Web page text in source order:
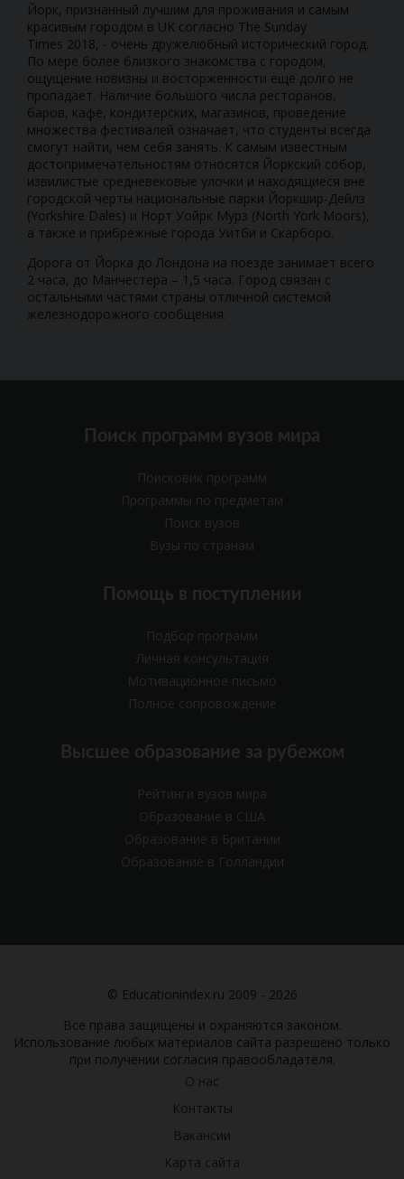
Йорк, признанный лучшим для проживания и самым
красивым городом в UK согласно The Sunday
Times 2018, - очень дружелюбный исторический город.
По мере более близкого знакомства с городом,
ощущение новизны и восторженности ещё долго не
пропадает. Наличие большого числа ресторанов,
баров, кафе, кондитерских, магазинов, проведение
множества фестивалей означает, что студенты всегда
смогут найти, чем себя занять. К самым известным
достопримечательностям относятся Йоркский собор,
извилистые средневековые улочки и находящиеся вне
городской черты национальные парки Йоркшир-Дейлз
(Yorkshire Dales) и Норт Уойрк Мурз (North York Moors),
а также и прибрежные города Уитби и Скарборо.
Дорога от Йорка до Лондона на поезде занимает всего
2 часа, до Манчестера – 1,5 часа. Город связан с
остальными частями страны отличной системой
железнодорожного сообщения.
Поиск программ вузов мира
Поисковик программ
Программы по предметам
Поиск вузов
Вузы по странам
Помощь в поступлении
Подбор программ
Личная консультация
Мотивационное письмо
Полное сопровождение
Высшее образование за рубежом
Рейтинги вузов мира
Образование в США
Образование в Британии
Образование в Голландии
© Educationindex.ru 2009 - 2026
Все права защищены и охраняются законом.
Использование любых материалов сайта разрешено только
при получении согласия правообладателя.
О нас
Контакты
Вакансии
Карта сайта